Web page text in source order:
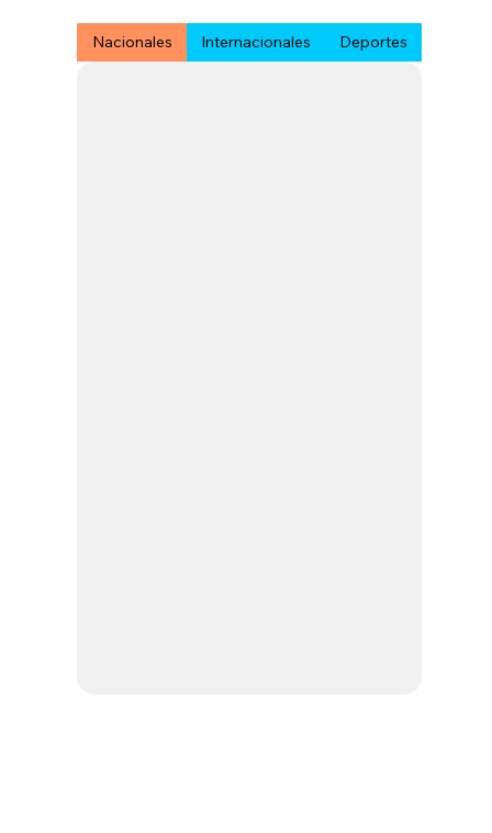
Nacionales Internacionales Deportes